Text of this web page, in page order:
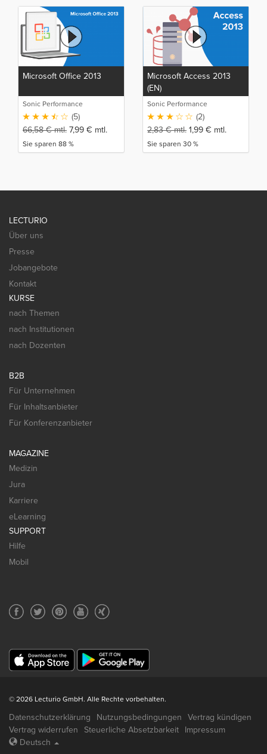
Microsoft Office 2013
Sonic Performance
(5)
66,58€mtl. 7,99 € mtl.
Sie sparen 88 %
Microsoft Access 2013
(EN)
Sonic Performance
(2)
2,83€mtl. 1,99 € mtl.
Sie sparen 30 %
LECTURIO
Über uns
Presse
Jobangebote
Kontakt
KURSE
nach Themen
nach Institutionen
nach Dozenten
B2B
Für Unternehmen
Für Inhaltsanbieter
Für Konferenzanbieter
MAGAZINE
Medizin
Jura
Karriere
eLearning
SUPPORT
Hilfe
Mobil
© 2026 Lecturio GmbH. Alle Rechte vorbehalten.
Datenschutzerklärung Nutzungsbedingungen
Vertrag kündigen
Vertrag widerrufen
Steuerliche Absetzbarkeit
Impressum
Deutsch